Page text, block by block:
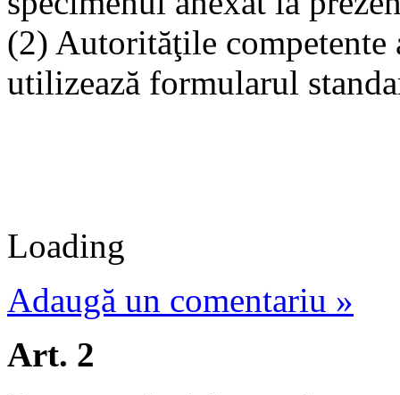
(2) Autorităţile competente
utilizează formularul
Loading
Adaugă un comentariu »
Art. 2